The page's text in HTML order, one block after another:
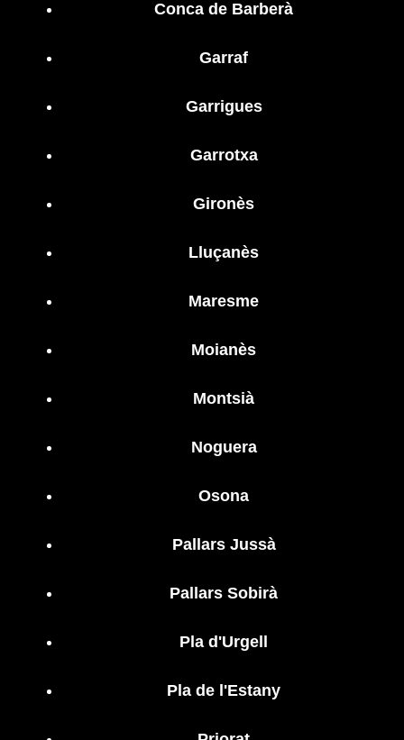
Conca de Barberà
Garraf
Garrigues
Garrotxa
Gironès
Lluçanès
Maresme
Moianès
Montsià
Noguera
Osona
Pallars Jussà
Pallars Sobirà
Pla d'Urgell
Pla de l'Estany